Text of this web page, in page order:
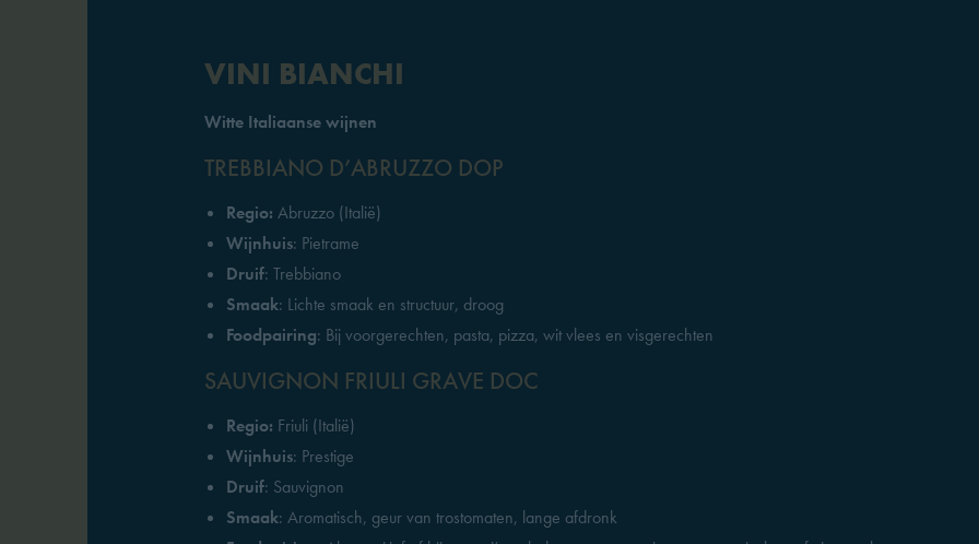
VINI BIANCHI
Witte Italiaanse wijnen
TREBBIANO D’ABRUZZO DOP
Regio: Abruzzo (Italië)
Wijnhuis: Pietrame
Druif: Trebbiano
Smaak: Lichte smaak en structuur, droog
Foodpairing: Bij voorgerechten, pasta, pizza, wit vlees en visgerechten
SAUVIGNON FRIULI GRAVE DOC
Regio: Friuli (Italië)
Wijnhuis: Prestige
Druif: Sauvignon
Smaak: Aromatisch, geur van trostomaten, lange afdronk